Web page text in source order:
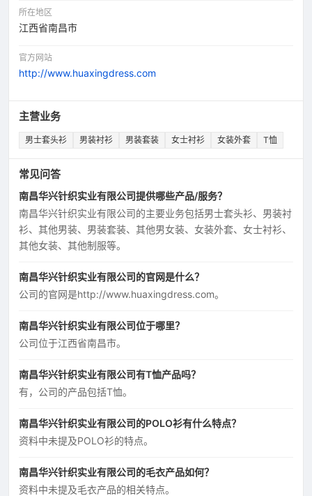
所在地区
江西省南昌市
官方网站
http://www.huaxingdress.com
主营业务
男士套头衫 男装衬衫 男装套装 女士衬衫 女装外套 T恤
常见问答
南昌华兴针织实业有限公司提供哪些产品/服务？
南昌华兴针织实业有限公司的主要业务包括男士套头衫、男装衬
衫、其他男装、男装套装、其他男女装、女装外套、女士衬衫、
其他女装、其他制服等。
南昌华兴针织实业有限公司的官网是什么？
公司的官网是http://www.huaxingdress.com。
南昌华兴针织实业有限公司位于哪里？
公司位于江西省南昌市。
南昌华兴针织实业有限公司有T恤产品吗？
有，公司的产品包括T恤。
南昌华兴针织实业有限公司的POLO衫有什么特点？
资料中未提及POLO衫的特点。
南昌华兴针织实业有限公司的毛衣产品如何？
资料中未提及毛衣产品的相关特点。